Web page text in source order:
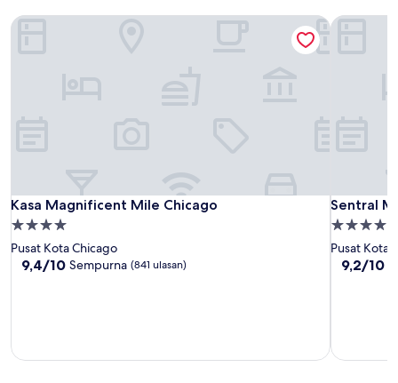
Kasa Magnificent Mile Chicago
Kasa Magnificent Mile Chicago
Properti
bintang
4.0
Pusat Kota Chicago
9.4
9,4/10 Sempurna (841 ulasan)
Kasa Magnificent Mile Chicago
Sentral
Sentral
Properti
bintang
4.0
Pusat Kota
9.2
9,2/10
Sentral